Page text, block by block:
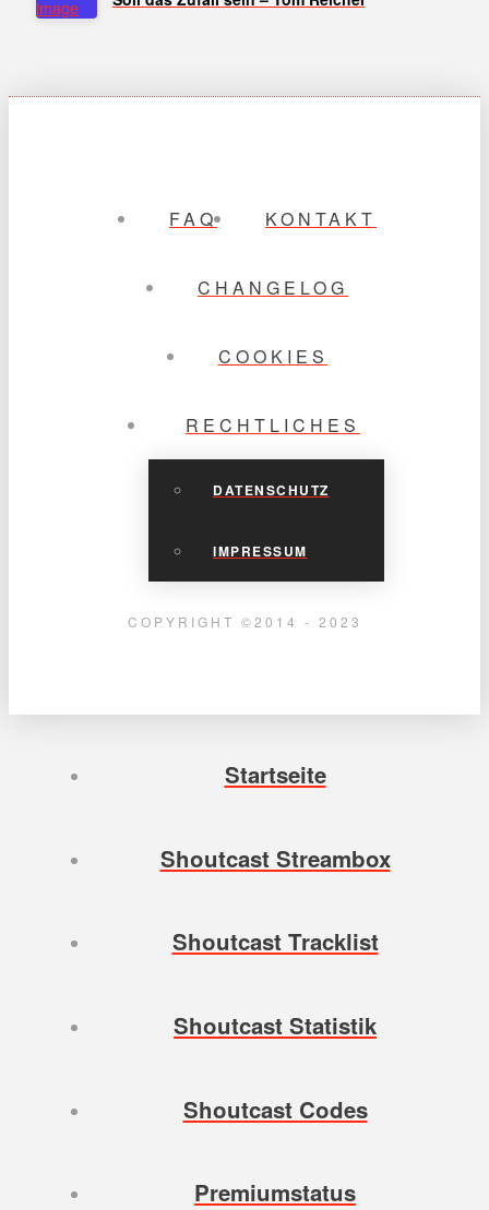
FAQ KONTAKT
CHANGELOG
COOKIES
RECHTLICHES
DATENSCHUTZ
IMPRESSUM
COPYRIGHT ©2014 - 2023
Startseite
Shoutcast Streambox
Shoutcast Tracklist
Shoutcast Statistik
Shoutcast Codes
Premiumstatus